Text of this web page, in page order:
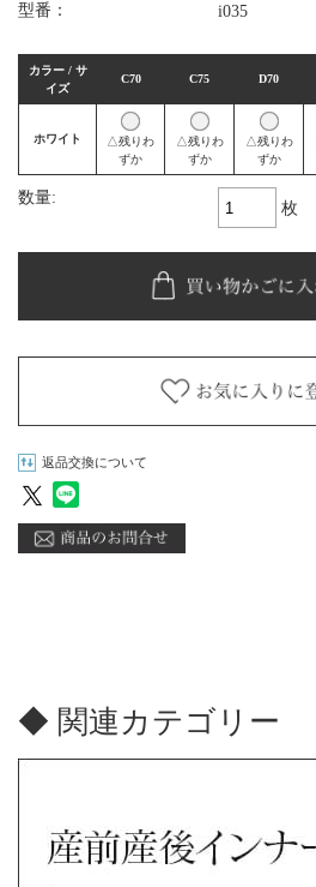
型番：
i035
カラー / サ
イズ
C70 C75 D70
ホワイト
△残りわ
ずか
△残りわ
ずか
△残りわ
ずか
数量:
枚
返品交換について
◆ 関連カテゴリー